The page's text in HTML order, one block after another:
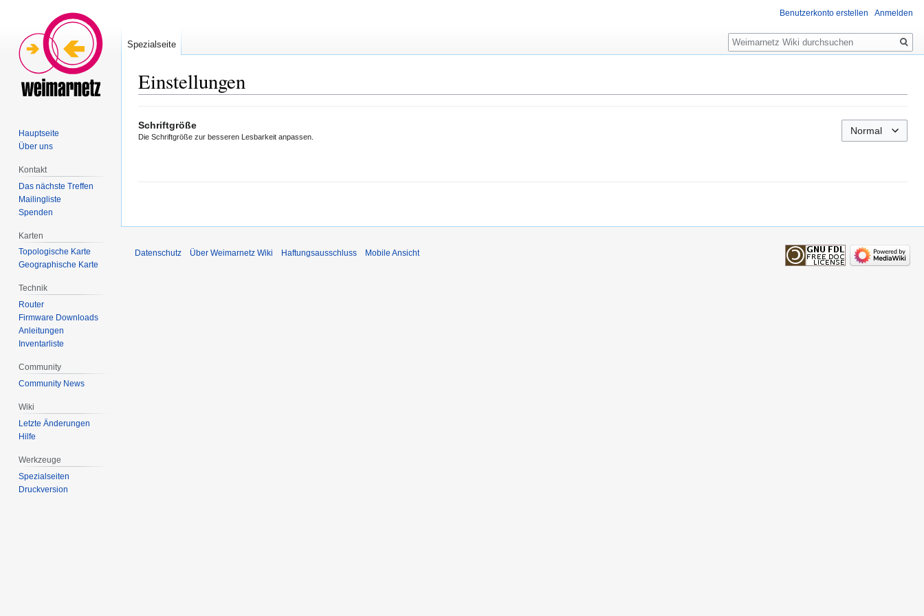
Einstellungen
Navigation
springen
Suche
springen
Schriftgröße
Die Schriftgröße zur besseren Lesbarkeit anpassen.
Normal
Benutzerkonto erstellen Anmelden
Spezialseite
Suche
Hauptseite
Über uns
Kontakt
Das nächste Treffen
Mailingliste
Spenden
Karten
Topologische Karte
Geographische Karte
Technik
Router
Firmware Downloads
Anleitungen
Inventarliste
Community
Community News
Wiki
Letzte Änderungen
Hilfe
Werkzeuge
Spezialseiten
Druckversion
Datenschutz Über Weimarnetz Wiki Haftungsausschluss Mobile Ansicht